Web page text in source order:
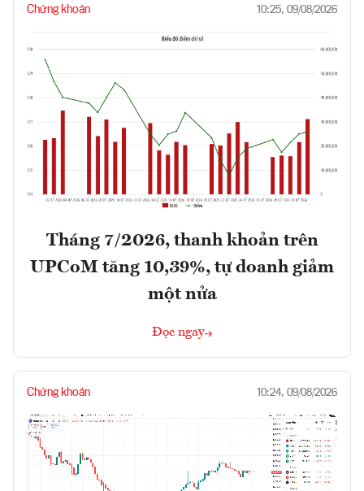
Chứng khoán 10:25, 09/08/2026
Tháng 7/2026, thanh khoản trên
UPCoM tăng 10,39%, tự doanh giảm
một nửa
Đọc ngay
Chứng khoán 10:24, 09/08/2026